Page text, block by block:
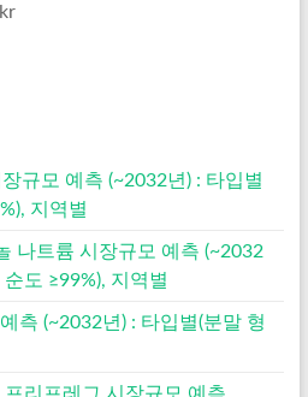
규모 예측 (~2032년) : 타입별
지역별
나트륨 시장규모 예측 (~2032
도 ≥99%), 지역별
측 (~2032년) : 타입별(분말 형
리프레그 시장규모 예측